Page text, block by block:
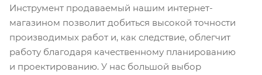
Инструмент продаваемый нашим интернет-
магазином позволит добиться высокой точности
производимых работ и, как следствие, облегчит
работу благодаря качественному планированию
и проектированию. У нас большой выбор